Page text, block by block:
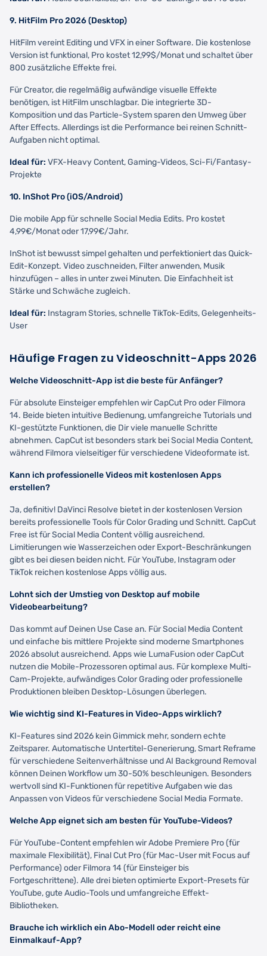
9. HitFilm Pro 2026 (Desktop)
HitFilm vereint Editing und VFX in einer Software. Die kostenlose
Version ist funktional, Pro kostet 12,99$/Monat und schaltet über
800 zusätzliche Effekte frei.
Für Creator, die regelmäßig aufwändige visuelle Effekte
benötigen, ist HitFilm unschlagbar. Die integrierte 3D-
Komposition und das Particle-System sparen den Umweg über
After Effects. Allerdings ist die Performance bei reinen Schnitt-
Aufgaben nicht optimal.
Ideal für: VFX-Heavy Content, Gaming-Videos, Sci-Fi/Fantasy-
Projekte
10. InShot Pro (iOS/Android)
Die mobile App für schnelle Social Media Edits. Pro kostet
4,99€/Monat oder 17,99€/Jahr.
InShot ist bewusst simpel gehalten und perfektioniert das Quick-
Edit-Konzept. Video zuschneiden, Filter anwenden, Musik
hinzufügen – alles in unter zwei Minuten. Die Einfachheit ist
Stärke und Schwäche zugleich.
Ideal für: Instagram Stories, schnelle TikTok-Edits, Gelegenheits-
User
Häufige Fragen zu Videoschnitt-Apps 2026
Welche Videoschnitt-App ist die beste für Anfänger?
Für absolute Einsteiger empfehlen wir CapCut Pro oder Filmora
14. Beide bieten intuitive Bedienung, umfangreiche Tutorials und
KI-gestützte Funktionen, die Dir viele manuelle Schritte
abnehmen. CapCut ist besonders stark bei Social Media Content,
während Filmora vielseitiger für verschiedene Videoformate ist.
Kann ich professionelle Videos mit kostenlosen Apps
erstellen?
Ja, definitiv! DaVinci Resolve bietet in der kostenlosen Version
bereits professionelle Tools für Color Grading und Schnitt. CapCut
Free ist für Social Media Content völlig ausreichend.
Limitierungen wie Wasserzeichen oder Export-Beschränkungen
gibt es bei diesen beiden nicht. Für YouTube, Instagram oder
TikTok reichen kostenlose Apps völlig aus.
Lohnt sich der Umstieg von Desktop auf mobile
Videobearbeitung?
Das kommt auf Deinen Use Case an. Für Social Media Content
und einfache bis mittlere Projekte sind moderne Smartphones
2026 absolut ausreichend. Apps wie LumaFusion oder CapCut
nutzen die Mobile-Prozessoren optimal aus. Für komplexe Multi-
Cam-Projekte, aufwändiges Color Grading oder professionelle
Produktionen bleiben Desktop-Lösungen überlegen.
Wie wichtig sind KI-Features in Video-Apps wirklich?
KI-Features sind 2026 kein Gimmick mehr, sondern echte
Zeitsparer. Automatische Untertitel-Generierung, Smart Reframe
für verschiedene Seitenverhältnisse und AI Background Removal
können Deinen Workflow um 30-50% beschleunigen. Besonders
wertvoll sind KI-Funktionen für repetitive Aufgaben wie das
Anpassen von Videos für verschiedene Social Media Formate.
Welche App eignet sich am besten für YouTube-Videos?
Für YouTube-Content empfehlen wir Adobe Premiere Pro (für
maximale Flexibilität), Final Cut Pro (für Mac-User mit Focus auf
Performance) oder Filmora 14 (für Einsteiger bis
Fortgeschrittene). Alle drei bieten optimierte Export-Presets für
YouTube, gute Audio-Tools und umfangreiche Effekt-
Bibliotheken.
Brauche ich wirklich ein Abo-Modell oder reicht eine
Einmalkauf-App?